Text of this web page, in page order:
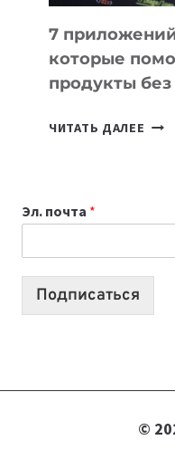
7
которые
продукты
ЧИТАТЬ ДАЛЕЕ
Эл. почта *
Подписаться
©